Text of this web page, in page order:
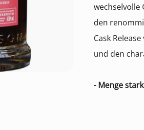
wechselvolle
den
Cask
und den
- Menge